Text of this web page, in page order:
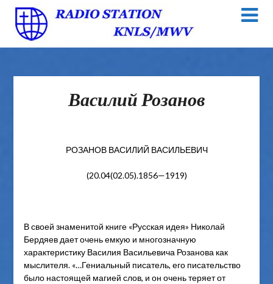
Василий Розанов
РОЗАНОВ ВАСИЛИЙ ВАСИЛЬЕВИЧ
(20.04(02.05).1856—1919)
В своей знаменитой книге «Русская идея» Николай
Бердяев дает очень емкую и многозначную
характеристику Василия Васильевича Розанова как
мыслителя. «…Гениальный писатель, его писательство
было настоящей магией слов, и он очень теряет от